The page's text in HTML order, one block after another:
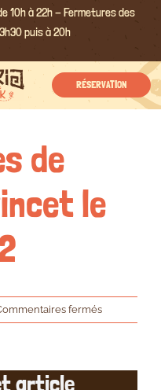
10h à 22h - Fermetures des
puis à 20h
RÉSERVATION
Précédent Suivant
de
le
ferméssur
Avis
article